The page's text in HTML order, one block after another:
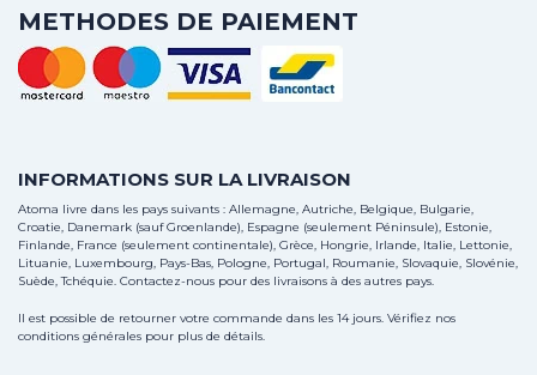
METHODES DE PAIEMENT
INFORMATIONS SUR LA LIVRAISON
Atoma livre dans les pays suivants : Allemagne, Autriche, Belgique, Bulgarie,
Croatie, Danemark (sauf Groenlande), Espagne (seulement Péninsule), Estonie,
Finlande, France (seulement continentale), Grèce, Hongrie, Irlande, Italie, Lettonie,
Lituanie, Luxembourg, Pays-Bas, Pologne, Portugal, Roumanie, Slovaquie, Slovénie,
Suède, Tchéquie. Contactez-nous pour des livraisons à des autres pays.
Il est possible de retourner votre commande dans les 14 jours. Vérifiez nos
conditions générales pour plus de détails.